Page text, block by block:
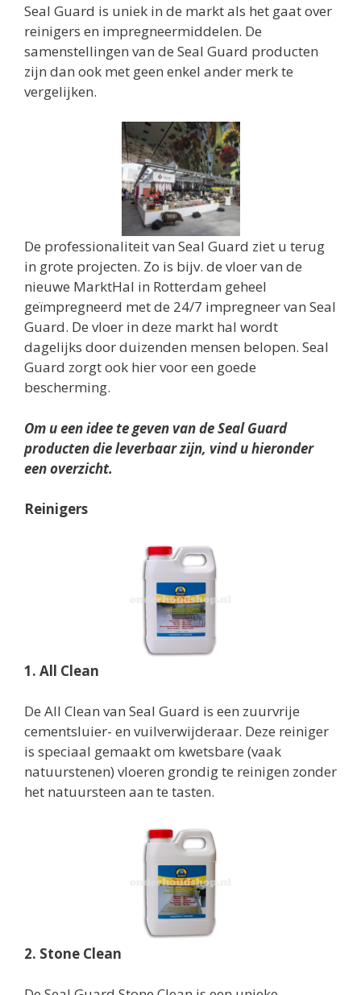
Seal Guard is uniek in de markt als het gaat over
reinigers en impregneermiddelen. De
samenstellingen van de Seal Guard producten
zijn dan ook met geen enkel ander merk te
vergelijken.
De professionaliteit van Seal Guard ziet u terug
in grote projecten. Zo is bijv. de vloer van de
nieuwe MarktHal in Rotterdam geheel
geïmpregneerd met de 24/7 impregneer van Seal
Guard. De vloer in deze markt hal wordt
dagelijks door duizenden mensen belopen. Seal
Guard zorgt ook hier voor een goede
bescherming.
Om u een idee te geven van de Seal Guard
producten die leverbaar zijn, vind u hieronder
een overzicht.
Reinigers
1. All Clean
De All Clean van Seal Guard is een zuurvrije
cementsluier- en vuilverwijderaar. Deze reiniger
is speciaal gemaakt om kwetsbare (vaak
natuurstenen) vloeren grondig te reinigen zonder
het natuursteen aan te tasten.
2. Stone Clean